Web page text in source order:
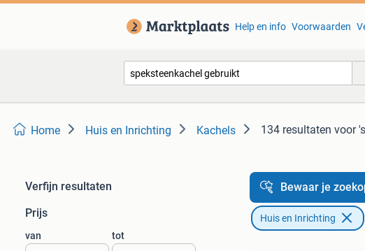
Help en info Voorwaarden
Home Huis en Inrichting Kachels 134 resultaten voor
Verfijn resultaten
Prijs
van tot
Bewaar je
Huis en Inrichting